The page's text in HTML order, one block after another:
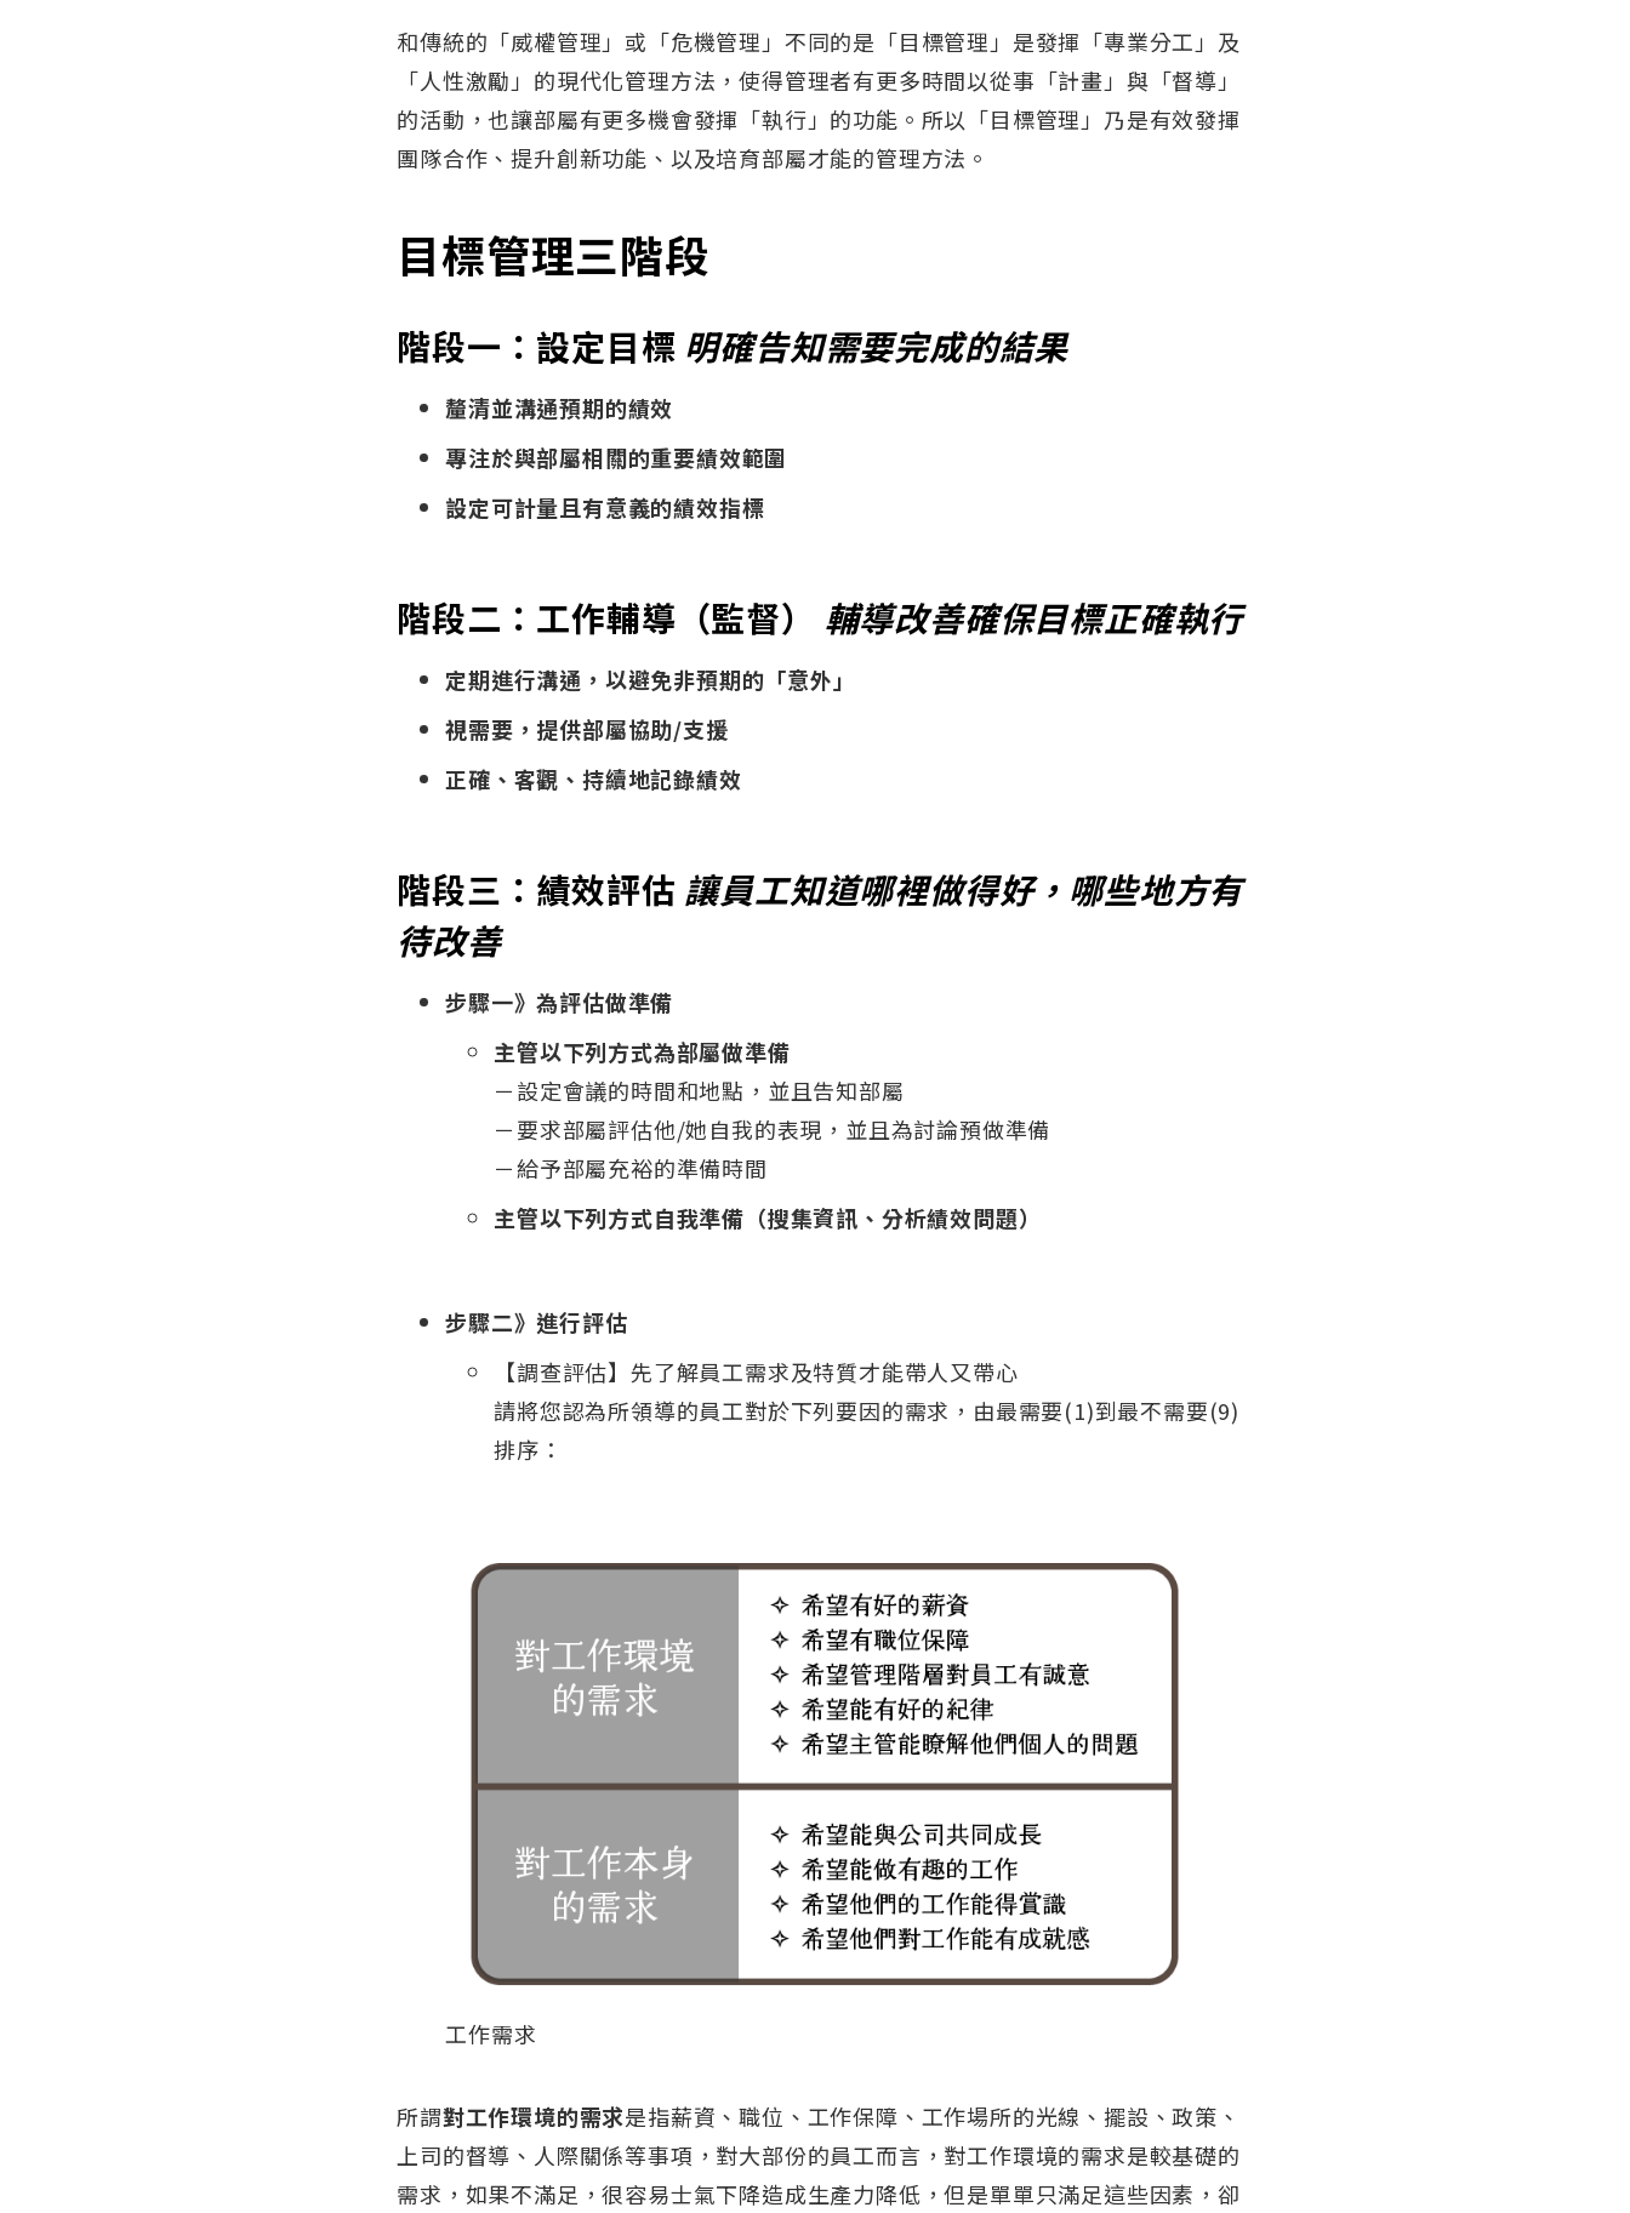
和傳統的「威權管理」或「危機管理」不同的是「目標管理」是發揮「專業分工」及
「人性激勵」的現代化管理方法，使得管理者有更多時間以從事「計畫」與「督導」
的活動，也讓部屬有更多機會發揮「執行」的功能。所以「目標管理」乃是有效發揮
團隊合作、提升創新功能、以及培育部屬才能的管理方法。
目標管理三階段
階段一：設定目標 明確告知需要完成的結果
釐清並溝通預期的績效
專注於與部屬相關的重要績效範圍
設定可計量且有意義的績效指標
階段二：工作輔導（監督） 輔導改善確保目標正確執行
定期進行溝通，以避免非預期的「意外」
視需要，提供部屬協助/支援
正確、客觀、持續地記錄績效
階段三：績效評估 讓員工知道哪裡做得好，哪些地方有
待改善
步驟一》為評估做準備
主管以下列方式為部屬做準備
－設定會議的時間和地點，並且告知部屬
－要求部屬評估他/她自我的表現，並且為討論預做準備
－給予部屬充裕的準備時間
主管以下列方式自我準備（搜集資訊、分析績效問題）
步驟二》進行評估
【調查評估】先了解員工需求及特質才能帶人又帶心
請將您認為所領導的員工對於下列要因的需求，由最需要(1)到最不需要(9)
排序：
工作需求
所謂對工作環境的需求是指薪資、職位、工作保障、工作場所的光線、擺設、政策、
上司的督導、人際關係等事項，對大部份的員工而言，對工作環境的需求是較基礎的
需求，如果不滿足，很容易士氣下降造成生產力降低，但是單單只滿足這些因素，卻